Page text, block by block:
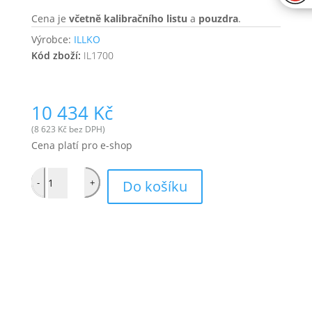
Cena je včetně kalibračního listu a pouzdra.
Kód zboží: IL1700
Výrobce: ILLKO
10 434 Kč
(8 623 Kč bez DPH)
Cena platí pro e-shop
Quantity
- + Do košíku